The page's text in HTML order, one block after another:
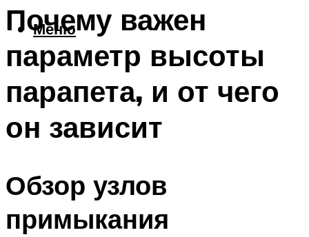
Меню
Почему важен
параметр высоты
парапета, и от чего
он зависит
Обзор узлов
примыкания